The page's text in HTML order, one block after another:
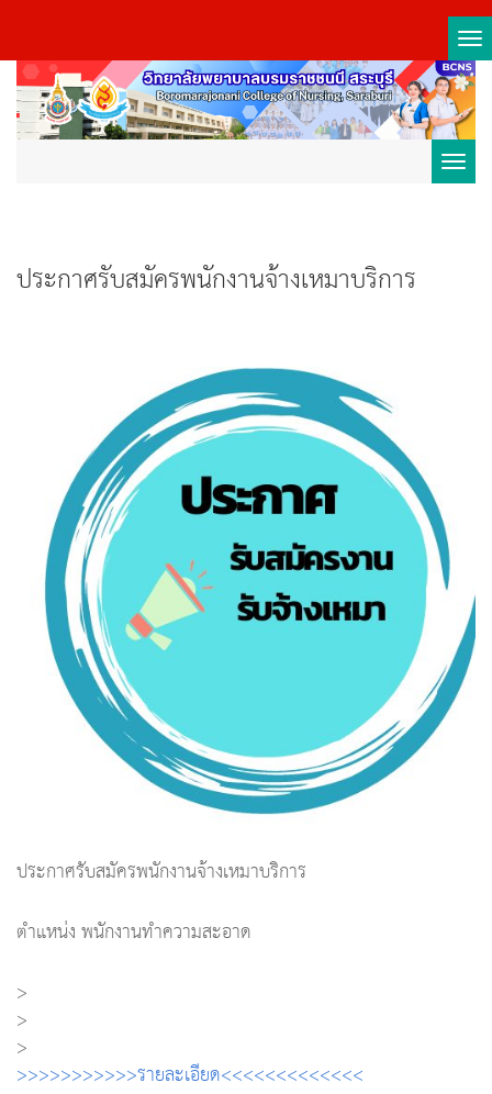
ประกาศรับสมัครพนักงานจ้างเหมาบริการ
ประกาศรับสมัครพนักงานจ้างเหมาบริการ
ตำแหน่ง พนักงานทำความสะอาด
>
>
>
>>>>>>>>>>>รายละเอียด<<<<<<<<<<<<<